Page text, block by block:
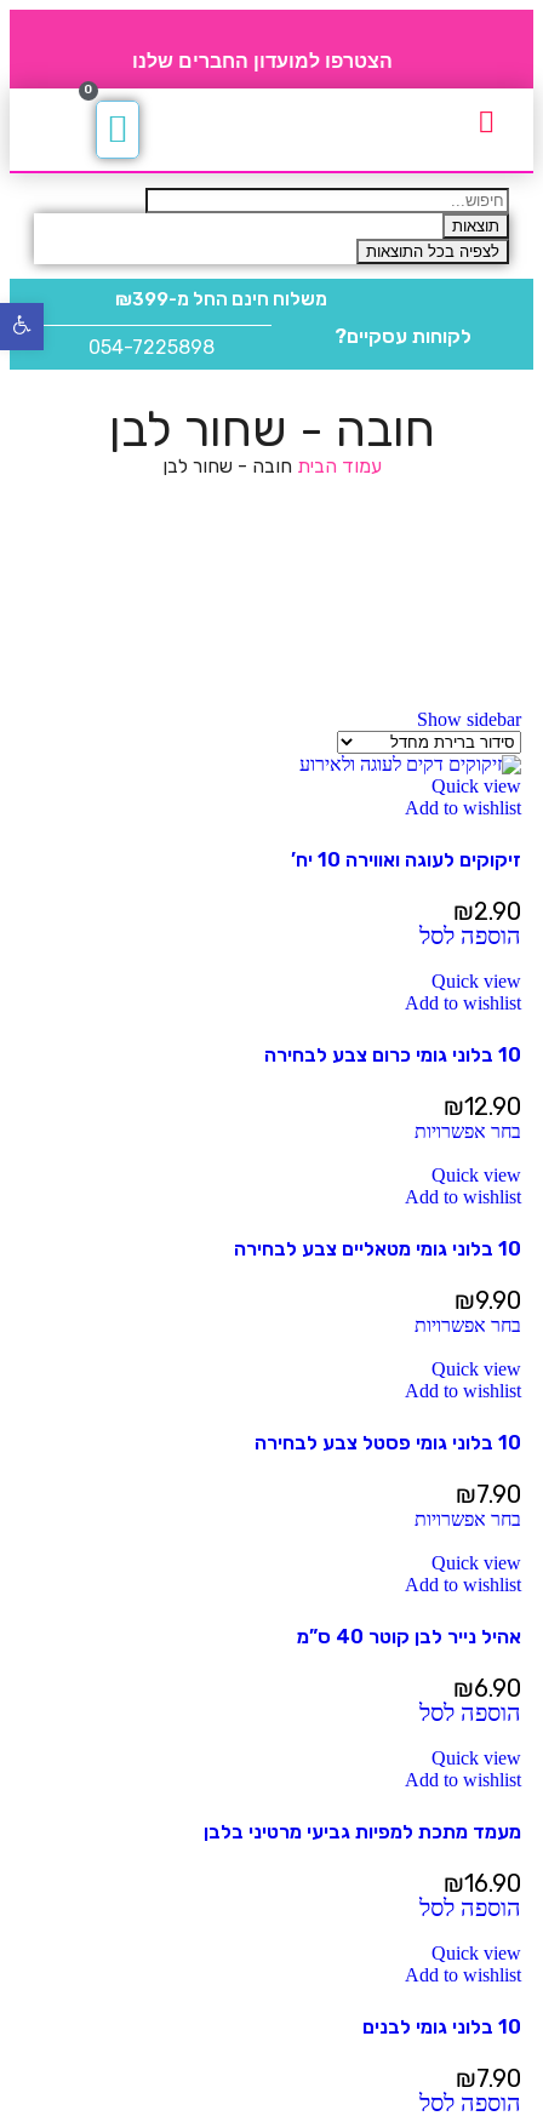
הצטרפו למועדון החברים שלנו
0
תוצאות
לצפיה בכל התוצאות
משלוח חינם החל מ-₪399
לקוחות עסקיים? 054-7225898
חובה - שחור לבן
עמוד הבית חובה - שחור לבן
Show sidebar
Quick view
Add to wishlist
זיקוקים לעוגה ואווירה 10 יח’
₪2.90
הוספה לסל
Quick view
Add to wishlist
10 בלוני גומי כרום צבע לבחירה
₪12.90
בחר אפשרויות
Quick view
Add to wishlist
10 בלוני גומי מטאליים צבע לבחירה
₪9.90
בחר אפשרויות
Quick view
Add to wishlist
10 בלוני גומי פסטל צבע לבחירה
₪7.90
בחר אפשרויות
Quick view
Add to wishlist
אהיל נייר לבן קוטר 40 ס”מ
₪6.90
הוספה לסל
Quick view
Add to wishlist
מעמד מתכת למפיות גביעי מרטיני בלבן
₪16.90
הוספה לסל
Quick view
Add to wishlist
10 בלוני גומי לבנים
₪7.90
הוספה לסל
פתח